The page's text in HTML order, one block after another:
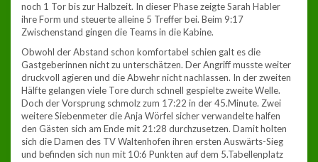
noch 1 Tor bis zur Halbzeit. In dieser Phase zeigte Sarah Habler
ihre Form und steuerte alleine 5 Treffer bei. Beim 9:17
Zwischenstand gingen die Teams in die Kabine.
Obwohl der Abstand schon komfortabel schien galt es die
Gastgeberinnen nicht zu unterschätzen. Der Angriff musste weiter
druckvoll agieren und die Abwehr nicht nachlassen. In der zweiten
Hälfte gelangen viele Tore durch schnell gespielte zweite Welle.
Doch der Vorsprung schmolz zum 17:22 in der 45.Minute. Zwei
weitere Siebenmeter die Anja Wörfel sicher verwandelte halfen
den Gästen sich am Ende mit 21:28 durchzusetzen. Damit holten
sich die Damen des TV Waltenhofen ihren ersten Auswärts-Sieg
und befinden sich nun mit 10:6 Punkten auf dem 5.Tabellenplatz